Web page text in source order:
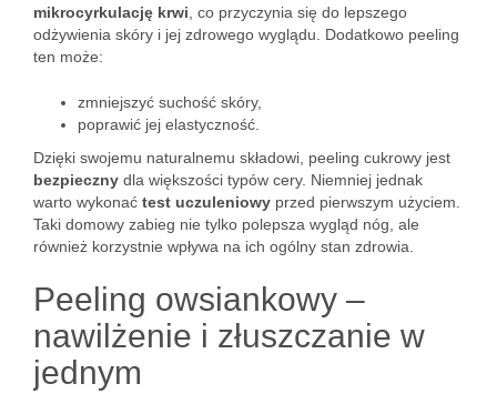
mikrocyrkulację krwi , co przyczynia się do lepszego
odżywienia skóry i jej zdrowego wyglądu. Dodatkowo peeling
ten może:
zmniejszyć suchość skóry,
poprawić jej elastyczność.
Dzięki swojemu naturalnemu składowi, peeling cukrowy jest
bezpieczny dla większości typów cery. Niemniej jednak
warto wykonać test uczuleniowy przed pierwszym użyciem.
Taki domowy zabieg nie tylko polepsza wygląd nóg, ale
również korzystnie wpływa na ich ogólny stan zdrowia.
Peeling owsiankowy –
nawilżenie i złuszczanie w
jednym